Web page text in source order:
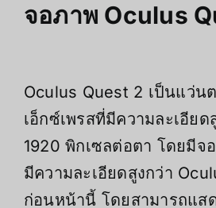
จอภาพ Oculus
Oculus Quest 2 เป็นแว่น
เอ็กซ์เพรสที่มีความละเอียด
1920 พิกเซลต่อตา โดยมีจ
มีความละเอียดสูงกว่า
ก่อนหน้านี้ โดยสามารถแส